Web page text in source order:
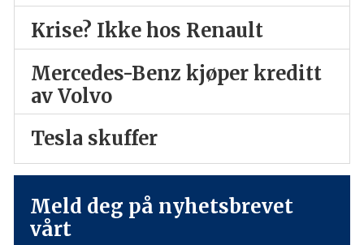
Krise? Ikke hos Renault
Mercedes-Benz kjøper kreditt
av Volvo
Tesla skuffer
Meld deg på nyhetsbrevet
vårt